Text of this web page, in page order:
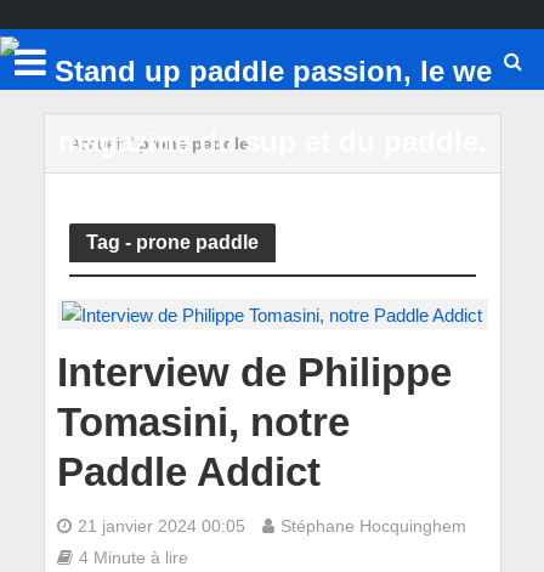
Accueil/ prone paddle
Tag - prone paddle
Interview de Philippe
Tomasini, notre
Paddle Addict
21 janvier 2024 00:05
Stéphane Hocquinghem
4 Minute à lire